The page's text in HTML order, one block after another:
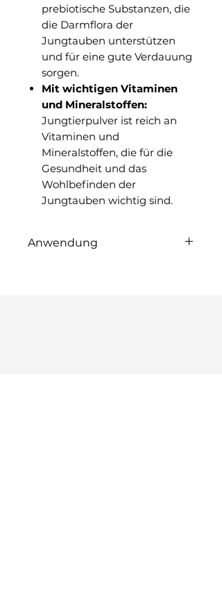
prebiotische Substanzen, die
die Darmflora der
Jungtauben unterstützen
und für eine gute Verdauung
sorgen.
Mit wichtigen Vitaminen
und Mineralstoffen:
Jungtierpulver ist reich an
Vitaminen und
Mineralstoffen, die für die
Gesundheit und das
Wohlbefinden der
Jungtauben wichtig sind.
Anwendung